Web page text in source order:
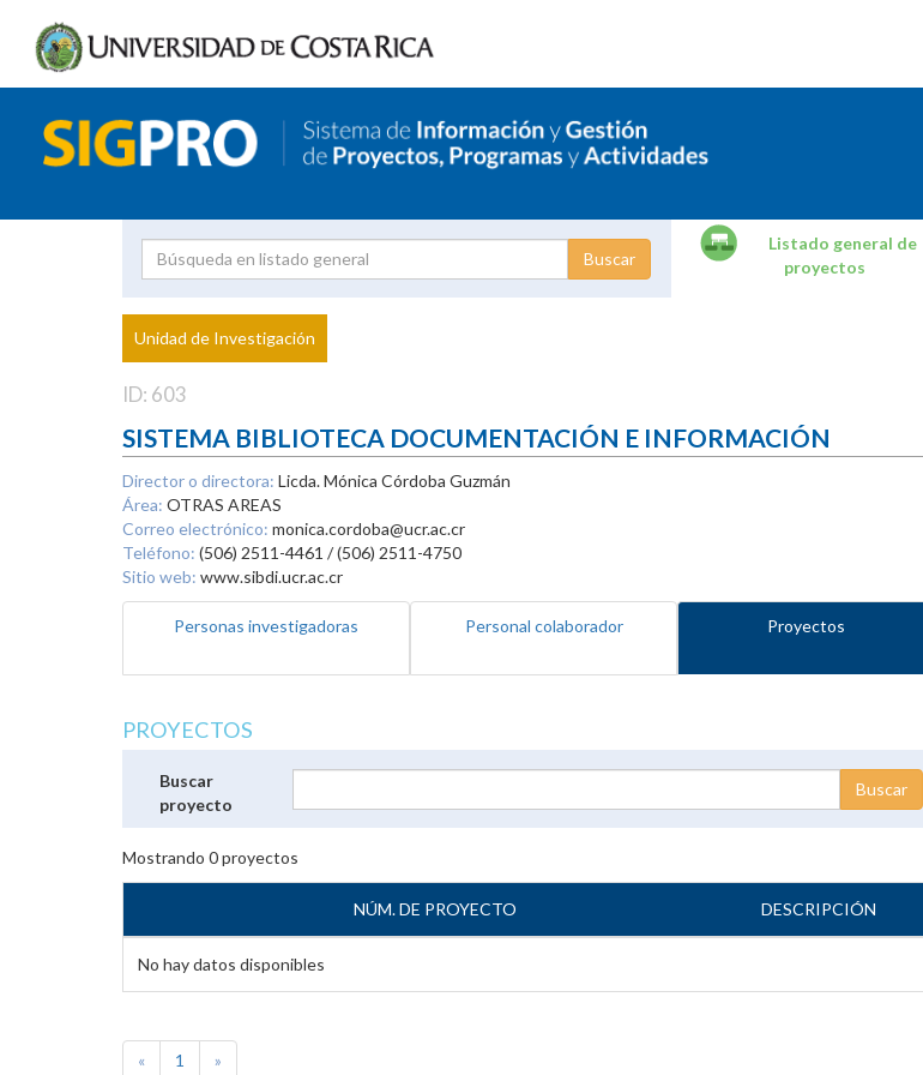
Proyecto
Investigador
Listado general de
proyectos
Unidad de Investigación
ID: 603
SISTEMA BIBLIOTECA DOCUMENTACIÓN E INFORMACIÓN
Director o directora: Licda. Mónica Córdoba Guzmán
Área: OTRAS AREAS
Correo electrónico: monica.cordoba@ucr.ac.cr
Teléfono: (506) 2511-4461 / (506) 2511-4750
Sitio web: www.sibdi.ucr.ac.cr
Personas investigadoras Personal colaborador Proyectos
PROYECTOS
Buscar
proyecto
Mostrando 0proyectos
NÚM. DE PROYECTO DESCRIPCIÓN
No hay datos disponibles
« 1 »